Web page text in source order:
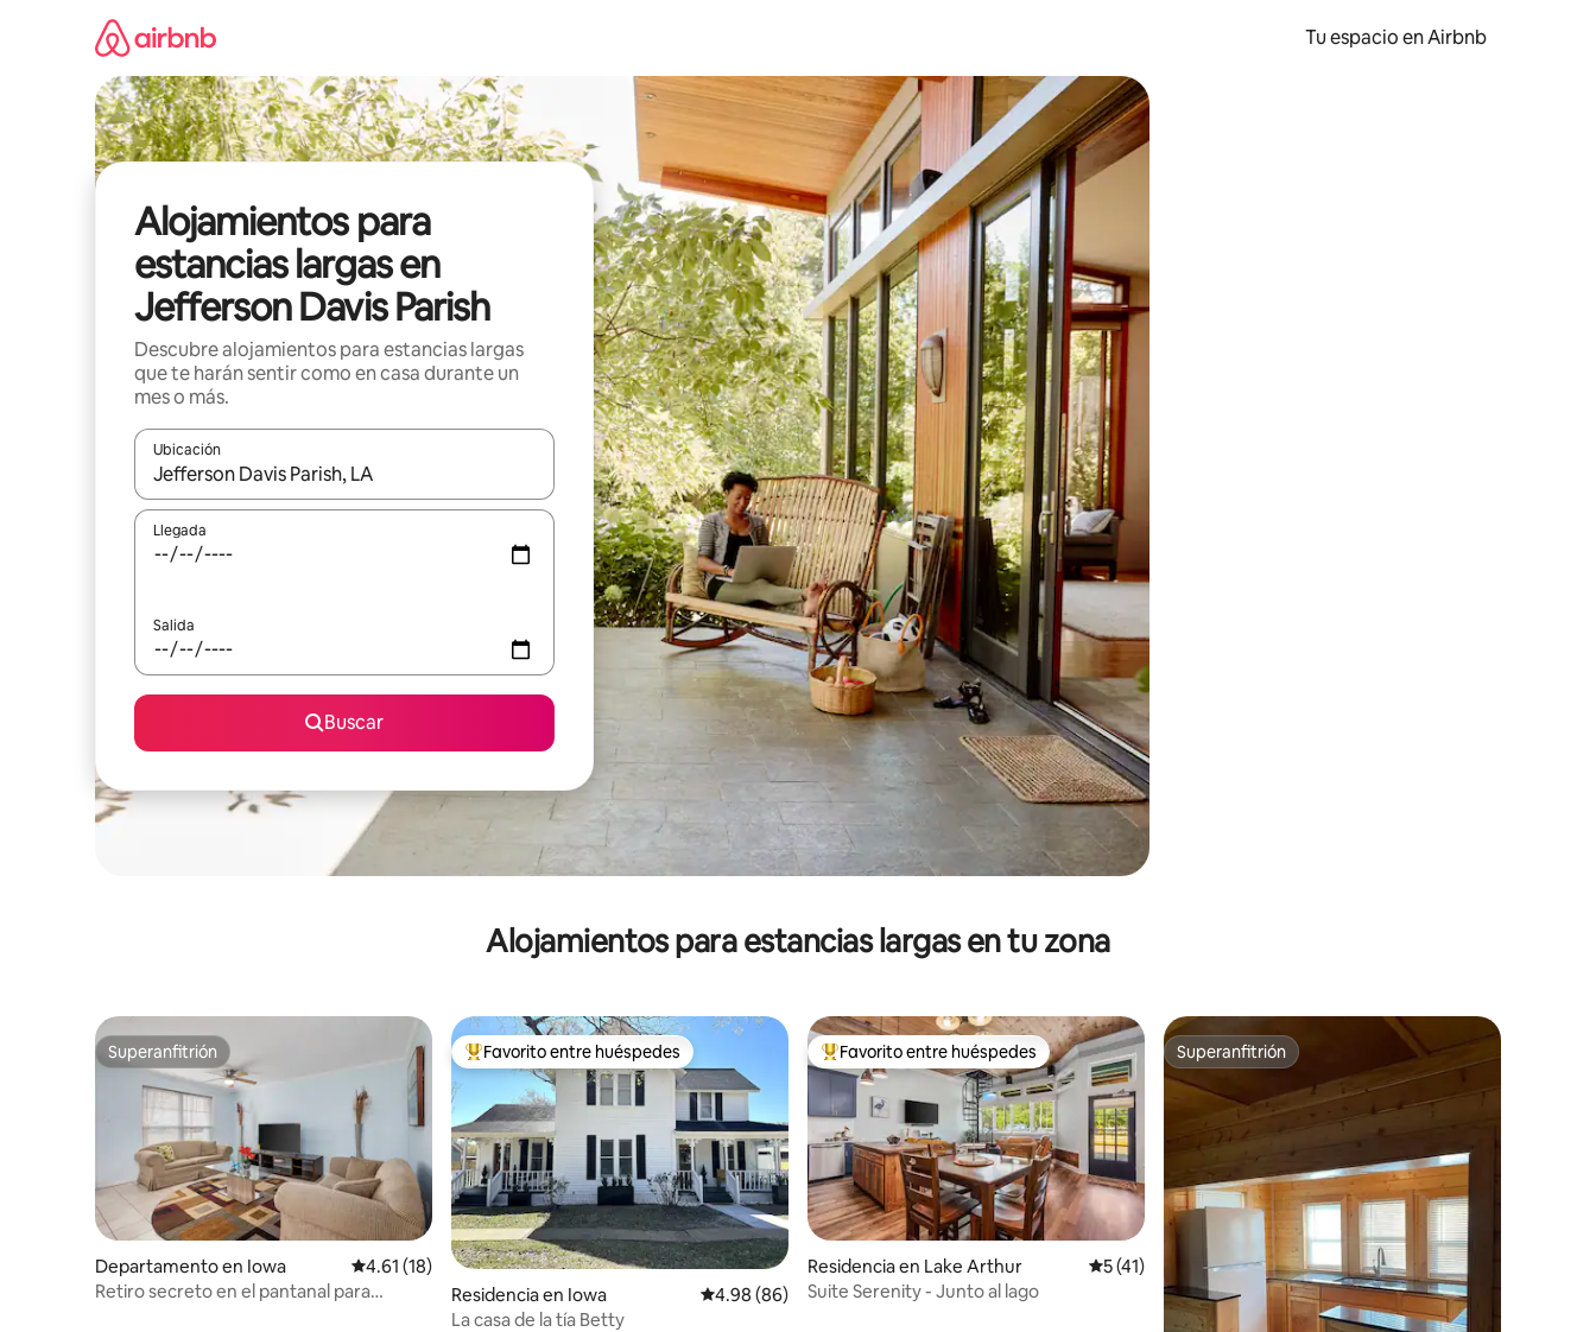
Tu espacio en Airbnb
Alojamientos para
estancias largas en
Jefferson Davis Parish
Descubre alojamientos para estancias largas
que te harán sentir como en casa durante un
mes o más.
Ubicación
Cuando los resultados estén disponibles, podrás navegar usando las teclas de las flechas hacia arriba y hacia abajo, o bien tocando y deslizando la pantalla.
Llegada
Salida
Buscar
Alojamientos para estancias largas en tu zona
Superanfitrión
Superanfitrión
Departamento en Iowa Calificación promedio: 4.61 de 5; 18 evaluaciones
4.61 (18)
Retiro secreto en el pantanal para
De los mejores en Favorito entre huéspedes
Favorito entre huéspedes
Residencia en Iowa Calificación promedio: 4.98 de 5; 86 evaluaciones
4.98 (86)
La casa de la tía Betty
De los mejores en Favorito entre huéspedes
Favorito entre huéspedes
Residencia en Lake Arthur Calificación promedio: 5 de 5; 41 evaluaciones
5 (41)
Suite Serenity - Junto al lago
Superanfitrión
Superanfitrión